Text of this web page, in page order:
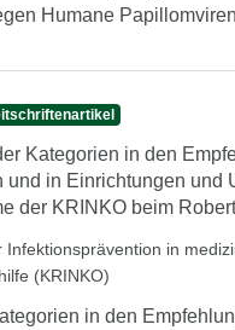
Humane
Kategorien in den
und in Einrichtungen und
der KRINKO beim
Infektionsprävention in
(KRINKO)
in den